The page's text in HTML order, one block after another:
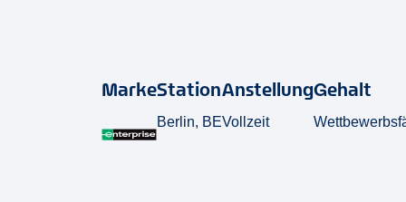
MarkeStation
Berlin, BE
Anstellung
Vollzeit
Gehalt